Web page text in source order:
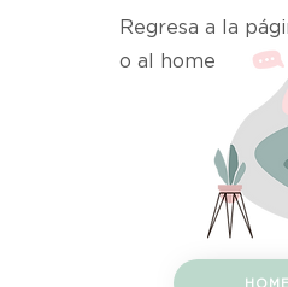
Regresa a la
o al home
HOME